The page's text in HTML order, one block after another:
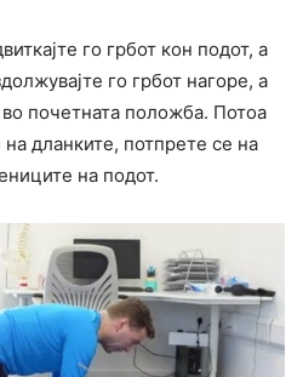
го грбот кон подот, а
го грбот нагоре, а
почетната положба. Потоа
дланките, потпрете се на
на подот.